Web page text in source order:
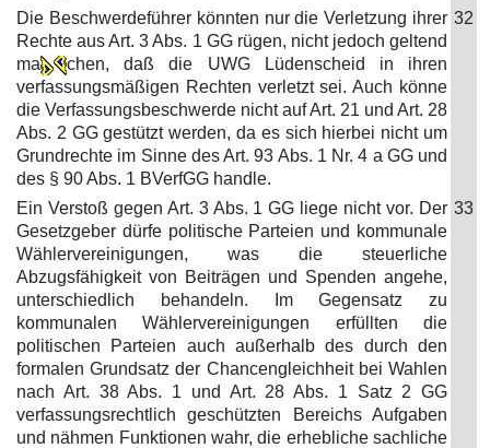
Die Beschwerdeführer könnten nur die Verletzung ihrer
Rechte aus Art. 3 Abs. 1 GG rügen, nicht jedoch geltend
ma
chen, daß die UWG Lüdenscheid in ihren
verfassungsmäßigen Rechten verletzt sei. Auch könne
die Verfassungsbeschwerde nicht auf Art. 21 und Art. 28
Abs. 2 GG gestützt werden, da es sich hierbei nicht um
Grundrechte im Sinne des Art. 93 Abs. 1 Nr. 4 a GG und
des § 90 Abs. 1 BVerfGG handle.
32
Ein Verstoß gegen Art. 3 Abs. 1 GG liege nicht vor. Der
Gesetzgeber dürfe politische Parteien und kommunale
Wählervereinigungen, was die steuerliche
Abzugsfähigkeit von Beiträgen und Spenden angehe,
unterschiedlich behandeln. Im Gegensatz zu
kommunalen Wählervereinigungen erfüllten die
politischen Parteien auch außerhalb des durch den
formalen Grundsatz der Chancengleichheit bei Wahlen
nach Art. 38 Abs. 1 und Art. 28 Abs. 1 Satz 2 GG
verfassungsrechtlich geschützten Bereichs Aufgaben
und nähmen Funktionen wahr, die erhebliche sachliche
33